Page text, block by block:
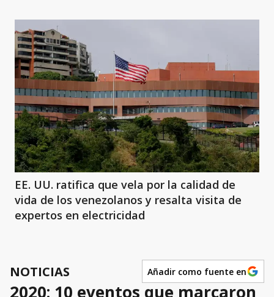
EE. UU. ratifica que vela por la calidad de
vida de los venezolanos y resalta visita de
expertos en electricidad
NOTICIAS Añadir como fuente en
2020: 10 eventos que marcaron